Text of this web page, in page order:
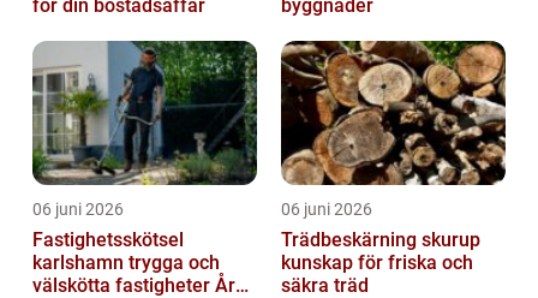
för din bostadsaffär byggnader
06 juni 2026
Fastighetsskötsel
karlshamn trygga och
välskötta fastigheter Året
06 juni 2026
Trädbeskärning skurup
kunskap för friska och
säkra träd